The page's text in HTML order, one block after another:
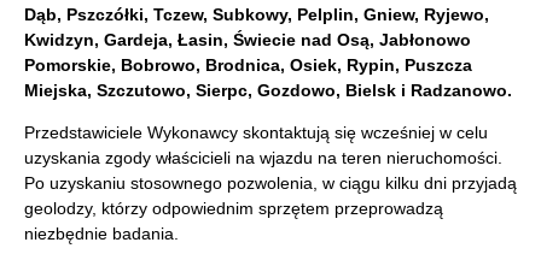
Dąb, Pszczółki, Tczew, Subkowy, Pelplin, Gniew, Ryjewo,
Kwidzyn, Gardeja, Łasin, Świecie nad Osą, Jabłonowo
Pomorskie, Bobrowo, Brodnica, Osiek, Rypin, Puszcza
Miejska, Szczutowo, Sierpc, Gozdowo, Bielsk i Radzanowo.
Przedstawiciele Wykonawcy skontaktują się wcześniej w celu
uzyskania zgody właścicieli na wjazdu na teren nieruchomości.
Po uzyskaniu stosownego pozwolenia, w ciągu kilku dni przyjadą
geolodzy, którzy odpowiednim sprzętem przeprowadzą
niezbędnie badania.